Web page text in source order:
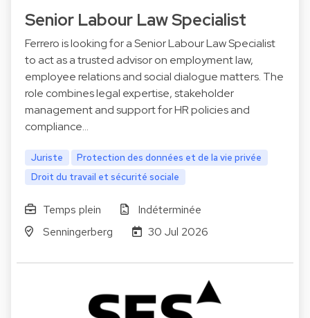
Senior Labour Law Specialist
Ferrero is looking for a Senior Labour Law Specialist
to act as a trusted advisor on employment law,
employee relations and social dialogue matters. The
role combines legal expertise, stakeholder
management and support for HR policies and
compliance…
Juriste
Protection des données et de la vie privée
Droit du travail et sécurité sociale
Temps plein
Indéterminée
Senningerberg
30 Jul 2026